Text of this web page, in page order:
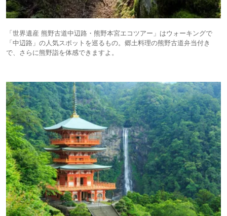
「世界遺産 熊野古道中辺路・熊野本宮エコツアー」はウォーキングで
「中辺路」の人気スポットを巡るもの。郷土料理の熊野古道弁当付き
で、さらに熊野詣を体感できますよ。